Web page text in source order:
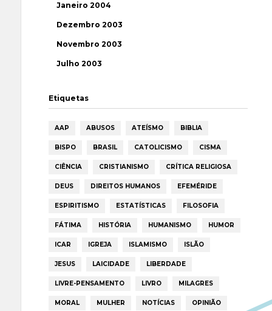
Janeiro 2004
Dezembro 2003
Novembro 2003
Julho 2003
Etiquetas
AAP ABUSOS ATEÍSMO BIBLIA
BISPO BRASIL CATOLICISMO CISMA
CIÊNCIA CRISTIANISMO CRÍTICA RELIGIOSA
DEUS DIREITOS HUMANOS EFEMÉRIDE
ESPIRITISMO ESTATÍSTICAS FILOSOFIA
FÁTIMA HISTÓRIA HUMANISMO HUMOR
ICAR IGREJA ISLAMISMO ISLÃO
JESUS LAICIDADE LIBERDADE
LIVRE-PENSAMENTO LIVRO MILAGRES
MORAL MULHER NOTÍCIAS OPINIÃO